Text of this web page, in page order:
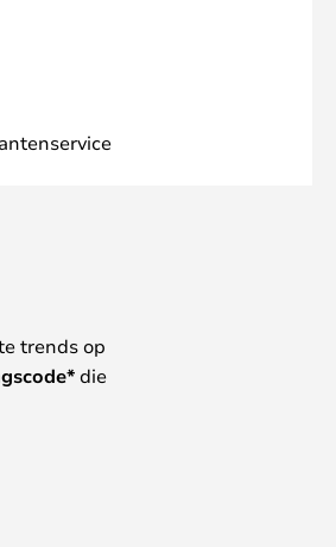
trends op
die